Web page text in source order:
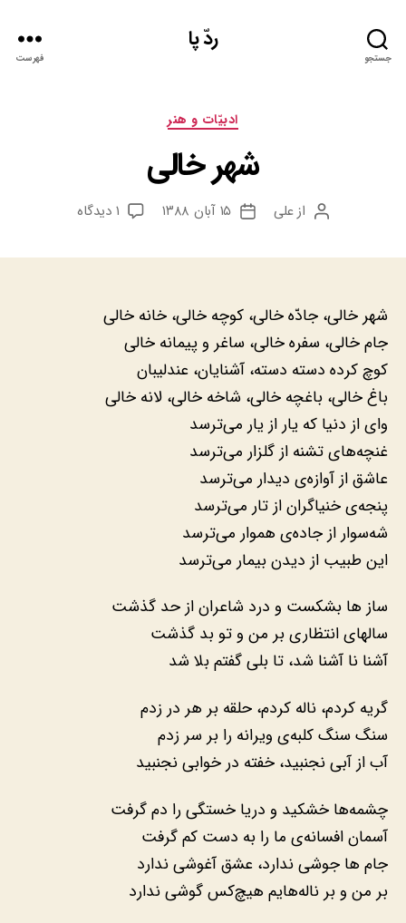
جستجو
ردّ پا
فهرست
دسته‌ها
ادبيّات و هنر
شهر خالی
نویسنده
ازعلی
تاریخ
۱۵ آبان ۱۳۸۸ ۱ دیدگاه
برای
جام خالی، سفره خالی، ساغر و پیمانه خالی
کوچ کرده دسته دسته، آشنایان، عندلیبان
باغ خالی، باغچه خالی، شاخه خالی، لانه خالی
وای از دنیا که یار از یار می‌ترسد
غنچه‌های تشنه از گلزار می‌ترسد
عاشق از آوازه‌ی دیدار می‌ترسد
پنجه‌ی خنیاگران از تار می‌ترسد
شه‌سوار از جاده‌ی هموار می‌ترسد
این طبیب از دیدن بیمار می‌ترسد
سالهای انتظاری بر من و تو بد گذشت
آشنا نا آشنا شد، تا بلی گفتم بلا شد
سنگ سنگ کلبه‌ی ویرانه را بر سر زدم
آب از آبی نجنبید، خفته در خوابی نجنبید
آسمان افسانه‌ی ما را به دست کم گرفت
جام ها جوشی ندارد، عشق آغوشی ندارد
بر من و بر ناله‌هایم هیچ‌کس گوشی ندارد